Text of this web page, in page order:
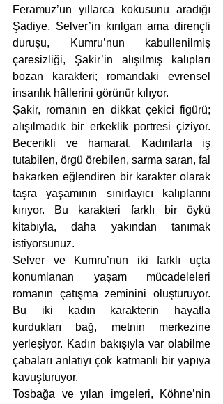
Feramuz’un yıllarca kokusunu aradığı
Şadiye, Selver’in kırılgan ama dirençli
duruşu, Kumru’nun kabullenilmiş
çaresizliği, Şakir’in alışılmış kalıpları
bozan karakteri; romandaki evrensel
insanlık hâllerini görünür kılıyor.
Şakir, romanın en dikkat çekici figürü;
alışılmadık bir erkeklik portresi çiziyor.
Becerikli ve hamarat. Kadınlarla iş
tutabilen, örgü örebilen, sarma saran, fal
bakarken eğlendiren bir karakter olarak
taşra yaşamının sınırlayıcı kalıplarını
kırıyor. Bu karakteri farklı bir öykü
kitabıyla, daha yakından tanımak
istiyorsunuz.
Selver ve Kumru’nun iki farklı uçta
konumlanan yaşam mücadeleleri
romanın çatışma zeminini oluşturuyor.
Bu iki kadın karakterin hayatla
kurdukları bağ, metnin merkezine
yerleşiyor. Kadın bakışıyla var olabilme
çabaları anlatıyı çok katmanlı bir yapıya
kavuşturuyor.
Tosbağa ve yılan imgeleri, Köhne’nin